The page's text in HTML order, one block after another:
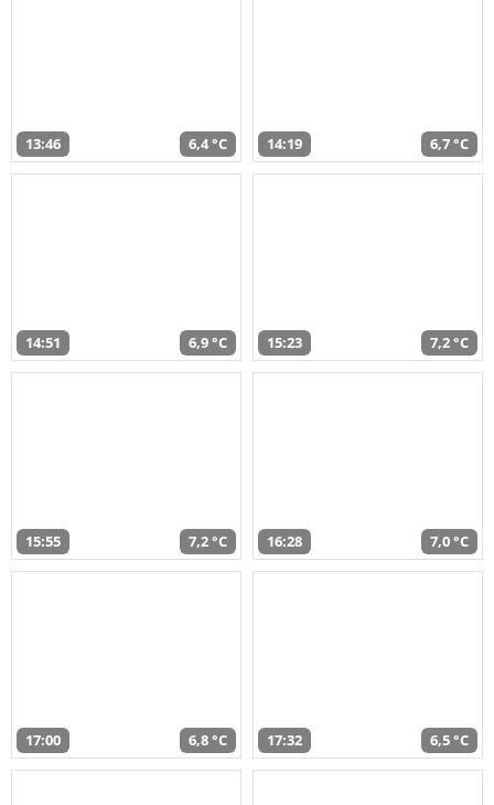
13:46 6,4 °C 14:19 6,7 °C
14:51 6,9 °C 15:23 7,2 °C
15:55 7,2 °C 16:28 7,0 °C
17:00 6,8 °C 17:32 6,5 °C